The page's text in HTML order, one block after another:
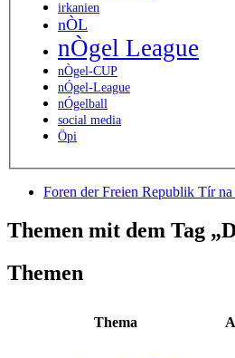
irkanien
nÒL
nÒgel League
nÒgel-CUP
nÓgel-League
nÓgelball
social media
Öpi
Foren der Freien Republik Tír
Themen mit dem Tag
Themen
Thema